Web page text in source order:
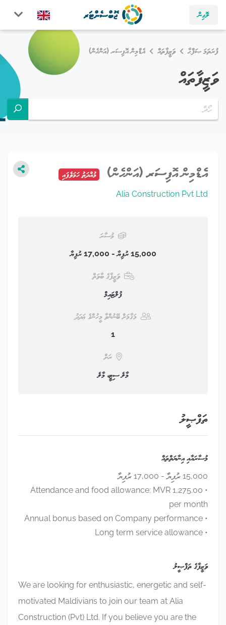
ލޮގިން
ފުރަތަމަ ޞަފްޙާ ވަޒީފާތައް އެޑްމިން އޮފިސަރ (އަންހެން)
ވަޒީފާތައް
އެޑްމިން އޮފިސަރ (އަންހެން) މުއްދަތު ހަމަވެފައި
Alia Construction Pvt Ltd
މުސާރަ
15,000 ރުފިޔާ - 17,000 ރުފިޔާ
ވަޒީފާގެ ބާވަތް
ފުލްޓައިމް
މަޤާމަށް ބޭނުންވާ މީހުންގެ ޢަދަދު
1
ރަށް
މާލެ ސިޓީ، މާލެ
ތަފްޞީލު
މުސާރައާއި އިނާޔަތްތައް
15,000 ރުފިޔާ - 17,000 ރުފިޔާ
• Attendance and food allowance: MVR 1,275.00
per month
• Annual bonus based on Company performance
• Long term service allowance
ވަޒީފާގެ ތަފްޞީލު
We are looking for enthusiastic, energetic and self-
motivated Maldivians to join our team at Alia
Construction (Pvt) Ltd. If you believe you are the